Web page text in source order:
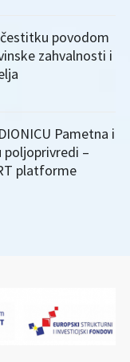
povodom
zahvalnosti i
Pametna i
poljoprivredi –
platforme